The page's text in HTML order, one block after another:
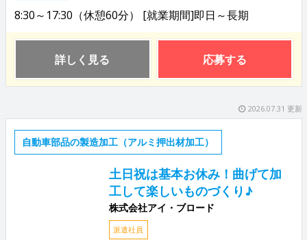
8:30～17:30（休憩60分） [就業期間]即日～長期
詳しく見る 応募する
2026.07.31 更新
自動車部品の製造加工（アルミ押出材加工）
土日祝は基本お休み！曲げて加
工して楽しいものづくり♪
株式会社アイ・ブロード
派遣社員